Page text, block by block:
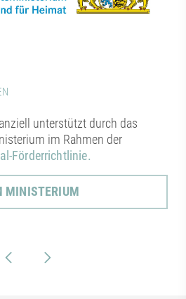
unterstützt durch das
im Rahmen der
Förderrichtlinie.
MINISTERIUM